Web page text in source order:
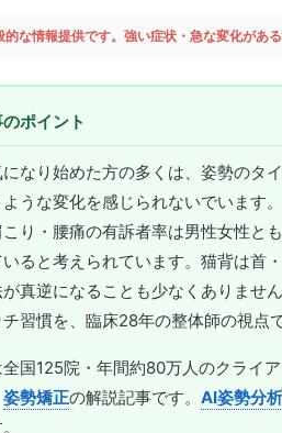
な情報提供です。強い症状・急な変化があ
ポイント
なり始めた方の多くは、姿勢のタ
うな変化を感じられないでいます
こり・腰痛の有訴者率は男性女性と
ると考えられています。猫背は首
が真逆になることも少なくありませ
習慣を、臨床28年の整体師の視点
全国125院・年間約80万人のクライ
姿勢矯正の解説記事です。 AI姿勢分析